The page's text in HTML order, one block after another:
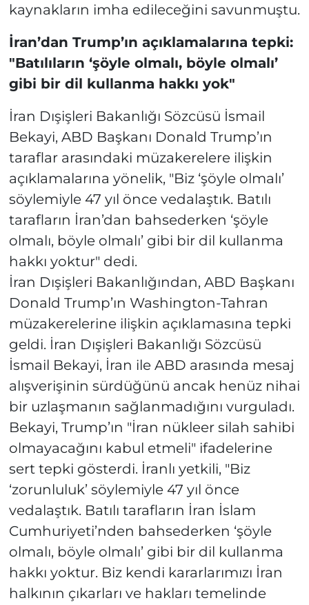
kaynakların imha edileceğini savunmuştu.
İran’dan Trump’ın açıklamalarına tepki:
"Batılıların ‘şöyle olmalı, böyle olmalı’
gibi bir dil kullanma hakkı yok"
İran Dışişleri Bakanlığı Sözcüsü İsmail
Bekayi, ABD Başkanı Donald Trump’ın
taraflar arasındaki müzakerelere ilişkin
açıklamalarına yönelik, "Biz ‘şöyle olmalı’
söylemiyle 47 yıl önce vedalaştık. Batılı
tarafların İran’dan bahsederken ‘şöyle
olmalı, böyle olmalı’ gibi bir dil kullanma
hakkı yoktur" dedi.
İran Dışişleri Bakanlığından, ABD Başkanı
Donald Trump’ın Washington-Tahran
müzakerelerine ilişkin açıklamasına tepki
geldi. İran Dışişleri Bakanlığı Sözcüsü
İsmail Bekayi, İran ile ABD arasında mesaj
alışverişinin sürdüğünü ancak henüz nihai
bir uzlaşmanın sağlanmadığını vurguladı.
Bekayi, Trump’ın "İran nükleer silah sahibi
olmayacağını kabul etmeli" ifadelerine
sert tepki gösterdi. İranlı yetkili, "Biz
‘zorunluluk’ söylemiyle 47 yıl önce
vedalaştık. Batılı tarafların İran İslam
Cumhuriyeti’nden bahsederken ‘şöyle
olmalı, böyle olmalı’ gibi bir dil kullanma
hakkı yoktur. Biz kendi kararlarımızı İran
halkının çıkarları ve hakları temelinde